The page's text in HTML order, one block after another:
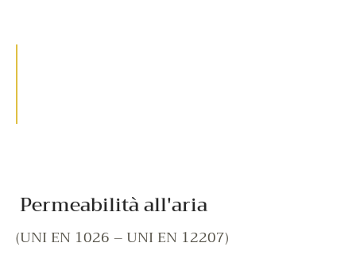
Permeabilità all'aria
(UNI EN 1026 – UNI EN 12207)